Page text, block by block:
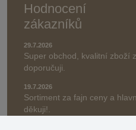
Hodnocení
zákazníků
29.7.2026
Super obchod, kvalitní zboží
doporučuji.
19.7.2026
Sortiment za fajn ceny a
děkuji!.